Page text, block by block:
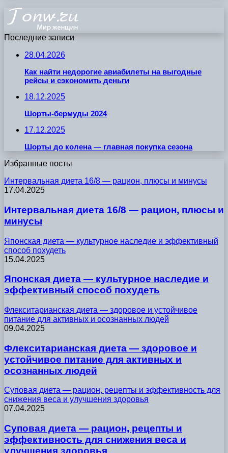
Последние записи
28.04.2026
Как найти недорогие авиабилеты на выгодные
рейсы и сэкономить деньги
18.12.2025
Шорты-бермуды 2024
17.12.2025
Шорты до колена — главная покупка сезона
Избранные посты
Интервальная диета 16/8 — рацион, плюсы и минусы
17.04.2025
Интервальная диета 16/8 — рацион, плюсы и
минусы
Японская диета — культурное наследие и эффективный
способ похудеть
15.04.2025
Японская диета — культурное наследие и
эффективный способ похудеть
Флекситарианская диета — здоровое и устойчивое
питание для активных и осознанных людей
09.04.2025
Флекситарианская диета — здоровое и
устойчивое питание для активных и
осознанных людей
Суповая диета — рацион, рецепты и эффективность для
снижения веса и улучшения здоровья
07.04.2025
Суповая диета — рацион, рецепты и
эффективность для снижения веса и
улучшения здоровья